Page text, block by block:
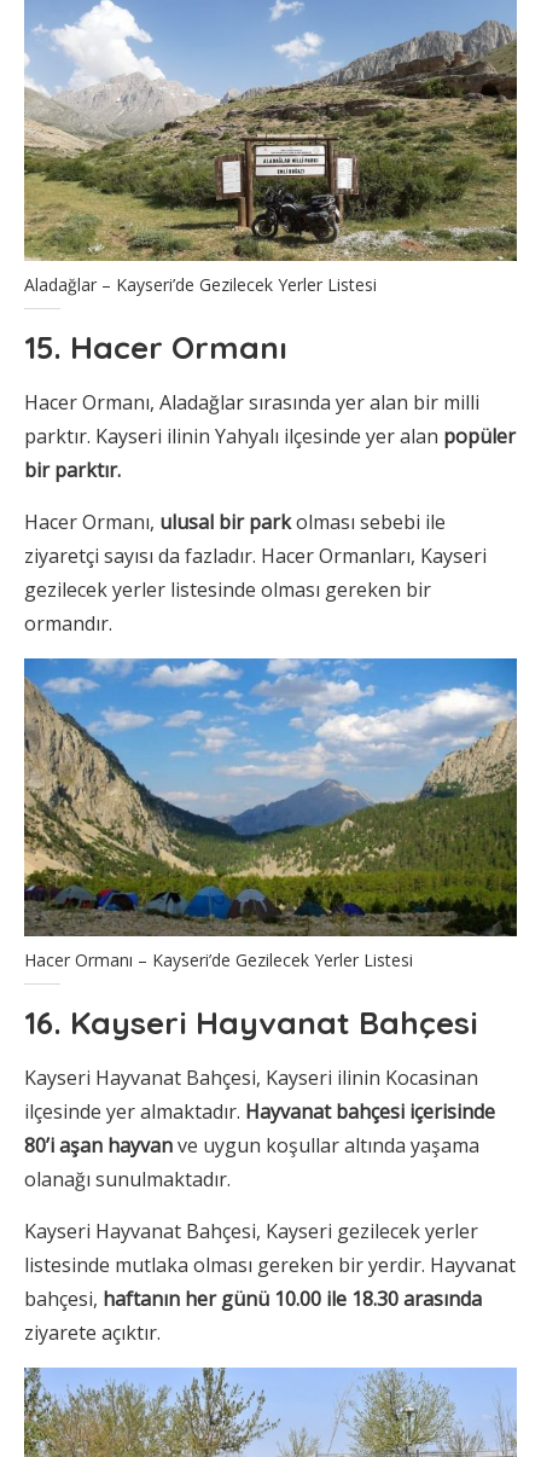
Aladağlar – Kayseri’de Gezilecek Yerler Listesi
15. Hacer Ormanı
Hacer Ormanı, Aladağlar sırasında yer alan bir milli
parktır. Kayseri ilinin Yahyalı ilçesinde yer alan popüler
bir parktır.
Hacer Ormanı, ulusal bir parkolması sebebi ile
ziyaretçi sayısı da fazladır. Hacer Ormanları, Kayseri
gezilecek yerler listesinde olması gereken bir
ormandır.
Hacer Ormanı – Kayseri’de Gezilecek Yerler Listesi
16. Kayseri Hayvanat Bahçesi
Kayseri Hayvanat Bahçesi, Kayseri ilinin Kocasinan
ilçesinde yer almaktadır. Hayvanat bahçesi içerisinde
80’i aşan hayvanve uygun koşullar altında yaşama
olanağı sunulmaktadır.
Kayseri Hayvanat Bahçesi, Kayseri gezilecek yerler
listesinde mutlaka olması gereken bir yerdir. Hayvanat
bahçesi, haftanın her günü 10.00 ile 18.30 arasında
ziyarete açıktır.